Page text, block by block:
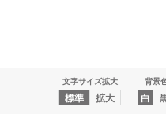
文字サイズ拡大
標準 拡大
背景
白